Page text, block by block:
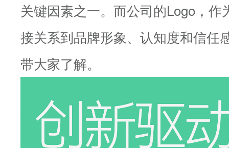
关键因素之一。而公司的Logo，
接关系到品牌形象、认知度和信任
带大家了解。